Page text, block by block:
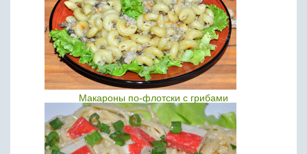
Макароны по-флотски с грибами